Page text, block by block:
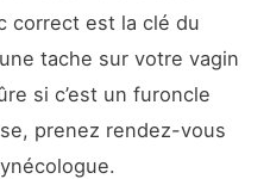
correct est la clé du
tache sur votre vagin
si c’est un furoncle
prenez rendez-vous